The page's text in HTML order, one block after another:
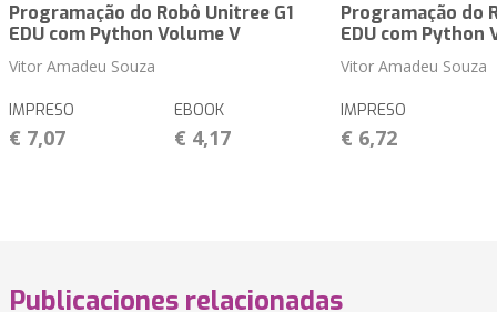
Programação do Robô Unitree G1
EDU com Python Volume V
Vitor Amadeu Souza
IMPRESO
€ 7,07
EBOOK
€ 4,17
Programação do
EDU com Python
Vitor Amadeu Souza
IMPRESO
€ 6,72
Publicaciones relacionadas